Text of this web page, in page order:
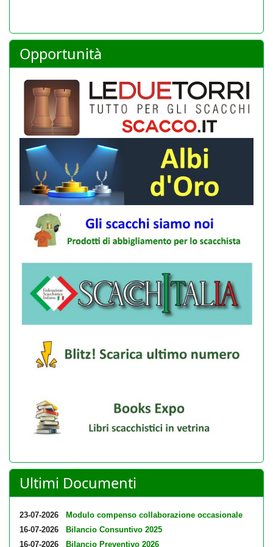
Opportunità
Ultimi Documenti
23-07-2026
Modulo compenso collaborazione occasionale
16-07-2026
Bilancio Consuntivo 2025
16-07-2026
Bilancio Preventivo 2026